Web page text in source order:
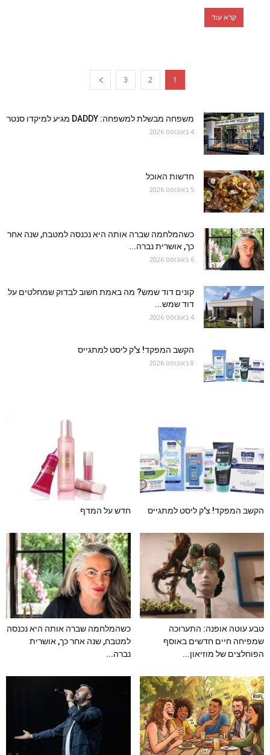
קרא עוד
1
2
3
משפחה מבשלת למשפחה: DADDY מגיע למיקדו סנטר
4 באוגוסט 2026
חדשות האוכל
5 באוגוסט 2026
כשהמלחמה שברה אותה היא נכנסה למטבח, שנה אחר
כך, אושרית נברה...
6 באוגוסט 2026
קונים דוד שמש? מה באמת חשוב לבדוק שמחלטים על
דוד שמש...
4 באוגוסט 2026
הקשב המפקד! צ'ק ליסט למתגייס
8 באוגוסט 2026
הקשב המפקד! צ'ק ליסט למתגייס חדש על המדף
טבע עוטה אופנה: התערוכה
שמפיחה חיים חדשים באוסף
הפוחלצים של מוזיאון...
כשהמלחמה שברה אותה היא נכנסה
למטבח, שנה אחר כך, אושרית
נברה...